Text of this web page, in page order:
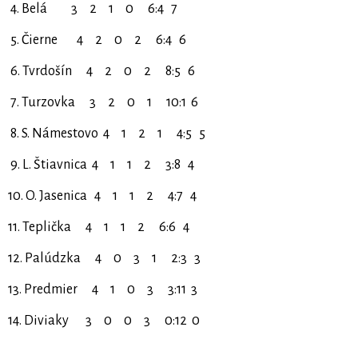
4. Belá 3 2 1 0 6:4 7
5. Čierne 4 2 0 2 6:4 6
6. Tvrdošín 4 2 0 2 8:5 6
7. Turzovka 3 2 0 1 10:1 6
8. S. Námestovo 4 1 2 1 4:5 5
9. L. Štiavnica 4 1 1 2 3:8 4
10. O. Jasenica 4 1 1 2 4:7 4
11. Teplička 4 1 1 2 6:6 4
12. Palúdzka 4 0 3 1 2:3 3
13. Predmier 4 1 0 3 3:11 3
14. Diviaky 3 0 0 3 0:12 0